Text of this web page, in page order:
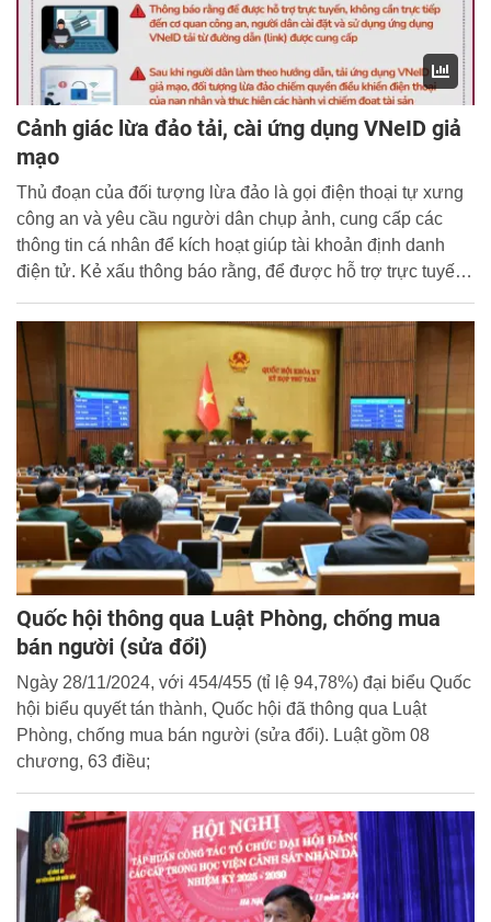
Cảnh giác lừa đảo tải, cài ứng dụng VNeID giả
mạo
Thủ đoạn của đối tượng lừa đảo là gọi điện thoại tự xưng
công an và yêu cầu người dân chụp ảnh, cung cấp các
thông tin cá nhân để kích hoạt giúp tài khoản định danh
điện tử. Kẻ xấu thông báo rằng, để được hỗ trợ trực tuyến,
đặt và sử dụng ứng dụng VNeID tải từ đường dẫn (link)
được cung cấp.
Quốc hội thông qua Luật Phòng, chống mua
bán người (sửa đổi)
Ngày 28/11/2024, với 454/455 (tỉ lệ 94,78%) đại biểu Quốc
hội biểu quyết tán thành, Quốc hội đã thông qua Luật
Phòng, chống mua bán người (sửa đổi). Luật gồm 08
chương, 63 điều;